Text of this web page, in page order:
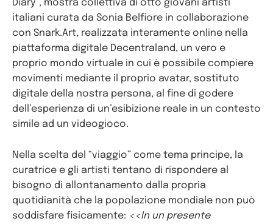
Diary”, mostra collettiva di otto giovani artisti
italiani curata da Sonia Belfiore in collaborazione
con Snark.Art, realizzata interamente online nella
piattaforma digitale Decentraland, un vero e
proprio mondo virtuale in cui è possibile compiere
movimenti mediante il proprio avatar, sostituto
digitale della nostra persona, al fine di godere
dell’esperienza di un’esibizione reale in un contesto
simile ad un videogioco.
Nella scelta del “viaggio” come tema principe, la
curatrice e gli artisti tentano di rispondere al
bisogno di allontanamento dalla propria
quotidianità che la popolazione mondiale non può
soddisfare fisicamente: <<In un presente